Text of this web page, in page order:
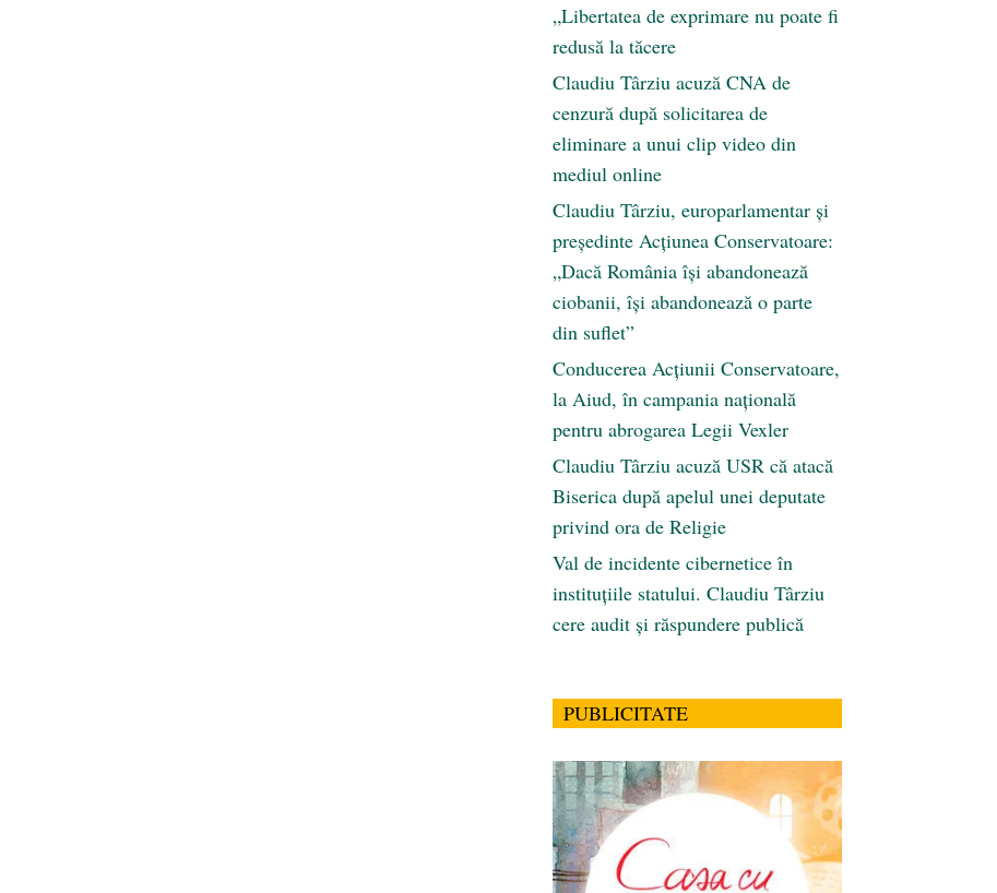
„Libertatea de exprimare nu poate fi
redusă la tăcere
Claudiu Târziu acuză CNA de
cenzură după solicitarea de
eliminare a unui clip video din
mediul online
Claudiu Târziu, europarlamentar și
președinte Acțiunea Conservatoare:
„Dacă România își abandonează
ciobanii, își abandonează o parte
din suflet”
Conducerea Acțiunii Conservatoare,
la Aiud, în campania națională
pentru abrogarea Legii Vexler
Claudiu Târziu acuză USR că atacă
Biserica după apelul unei deputate
privind ora de Religie
Val de incidente cibernetice în
instituțiile statului. Claudiu Târziu
cere audit și răspundere publică
PUBLICITATE